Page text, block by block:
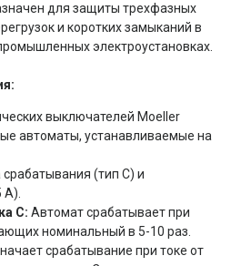
для защиты трехфазных
и коротких замыканий в
электроустановках.
выключателей Moeller
автоматы, устанавливаемые на
(тип C) и
C: Автомат срабатывает при
номинальный в 5-10 раз.
срабатывание при токе от